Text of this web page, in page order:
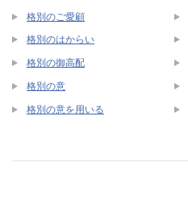
格別のご愛顧
格別のはからい
格別の御高配
格別の意
格別の意を用いる